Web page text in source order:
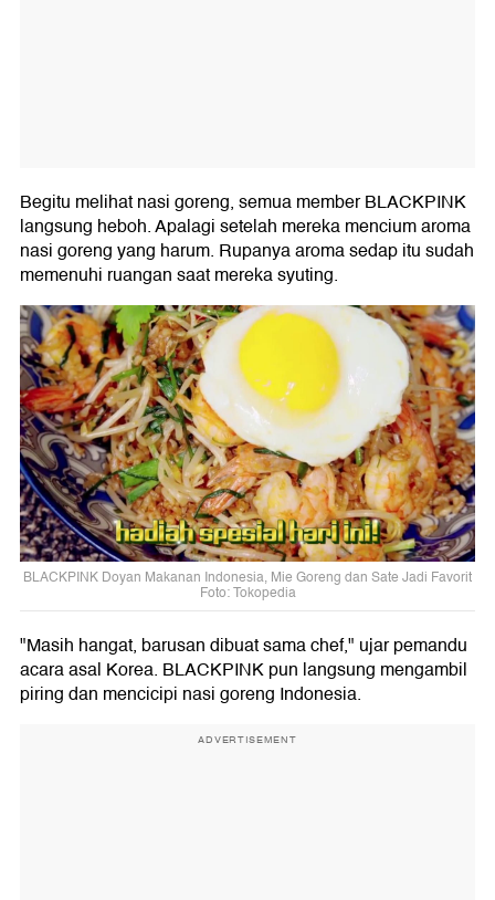
Begitu melihat nasi goreng, semua member BLACKPINK
langsung heboh. Apalagi setelah mereka mencium aroma
nasi goreng yang harum. Rupanya aroma sedap itu sudah
memenuhi ruangan saat mereka syuting.
BLACKPINK Doyan Makanan Indonesia, Mie Goreng dan Sate Jadi Favorit
Foto: Tokopedia
"Masih hangat, barusan dibuat sama chef," ujar pemandu
acara asal Korea. BLACKPINK pun langsung mengambil
piring dan mencicipi nasi goreng Indonesia.
ADVERTISEMENT